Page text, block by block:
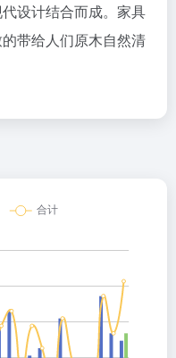
设计结合而成。家具
带给人们原木自然清